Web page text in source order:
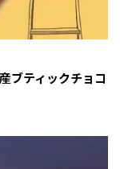
ブティックチョコ